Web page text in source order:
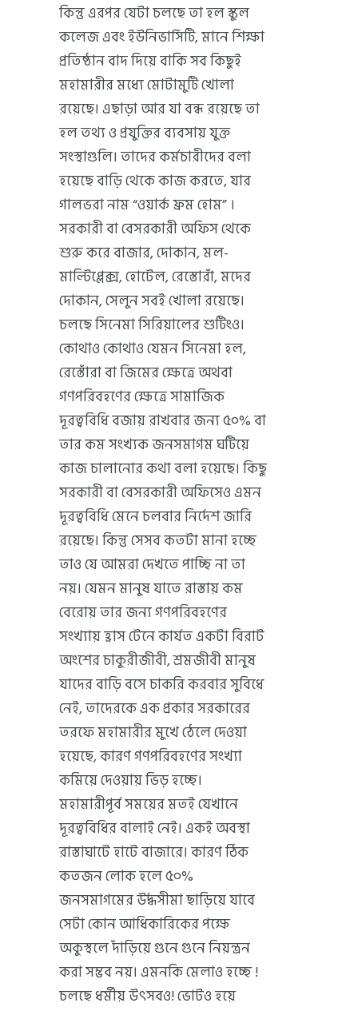
কিন্তু এরপর যেটা চলছে তা হল স্কুল
কলেজ এবং ইউনিভার্সিটি, মানে শিক্ষা
প্রতিষ্ঠান বাদ দিয়ে বাকি সব কিছুই
মহামারীর মধ্যে মোটামুটি খোলা
রয়েছে। এছাড়া আর যা বন্ধ রয়েছে তা
হল তথ্য ও প্রযুক্তির ব্যবসায় যুক্ত
সংস্থাগুলি। তাদের কর্মচারীদের বলা
হয়েছে বাড়ি থেকে কাজ করতে, যার
গালভরা নাম “ওয়ার্ক ফ্রম হোম” ।
সরকারী বা বেসরকারী অফিস থেকে
শুরু করে বাজার, দোকান, মল-
মাল্টিপ্লেক্স, হোটেল, রেস্তোরাঁ, মদের
দোকান, সেলুন সবই খোলা রয়েছে।
চলছে সিনেমা সিরিয়ালের শুটিংও।
কোথাও কোথাও যেমন সিনেমা হল,
রেস্তোঁরা বা জিমের ক্ষেত্রে অথবা
গণপরিবহণের ক্ষেত্রে সামাজিক
দূরত্ববিধি বজায় রাখবার জন্য ৫০% বা
তার কম সংখ্যক জনসমাগম ঘটিয়ে
কাজ চালানোর কথা বলা হয়েছে। কিছু
সরকারী বা বেসরকারী অফিসেও এমন
দূরত্ববিধি মেনে চলবার নির্দেশ জারি
রয়েছে। কিন্তু সেসব কতটা মানা হচ্ছে
তাও যে আমরা দেখতে পাচ্ছি না তা
নয়। যেমন মানুষ যাতে রাস্তায় কম
বেরোয় তার জন্য গণপরিবহণের
সংখ্যায় হ্রাস টেনে কার্যত একটা বিরাট
অংশের চাকুরীজীবী, শ্রমজীবী মানুষ
যাদের বাড়ি বসে চাকরি করবার সুবিধে
নেই, তাদেরকে এক প্রকার সরকারের
তরফে মহামারীর মুখে ঠেলে দেওয়া
হয়েছে, কারণ গণপরিবহণের সংখ্যা
কমিয়ে দেওয়ায় ভিড় হচ্ছে।
মহামারীপূর্ব সময়ের মতই যেখানে
দূরত্ববিধির বালাই নেই। একই অবস্থা
রাস্তাঘাটে হাটে বাজারে। কারণ ঠিক
কতজন লোক হলে ৫০%
জনসমাগমের উর্দ্ধসীমা ছাড়িয়ে যাবে
সেটা কোন আধিকারিকের পক্ষে
অকুস্থলে দাঁড়িয়ে গুনে গুনে নিয়ন্ত্রন
করা সম্ভব নয়। এমনকি মেলাও হচ্ছে !
চলছে ধর্মীয় উৎসবও! ভোটও হয়ে